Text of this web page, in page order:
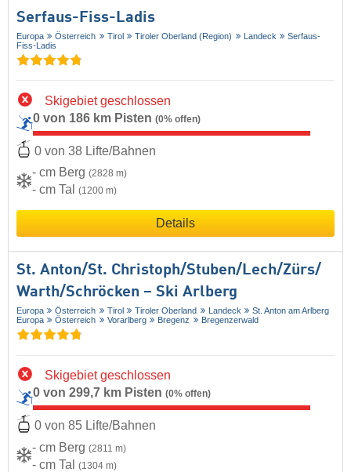
Serfaus-Fiss-Ladis
Europa Österreich Tirol Tiroler Oberland (Region) Landeck
Serfaus-
Fiss-Ladis
Skigebiet geschlossen
0 von 186 km Pisten (0% offen)
0 von 38 Lifte/Bahnen
- cm Berg (2828 m)
- cm Tal (1200 m)
Details
St. Anton/​St. Christoph/​Stuben/​Lech/​Zürs/​
Warth/​Schröcken – Ski Arlberg
Europa Österreich Tirol Tiroler Oberland Landeck
St. Anton am Arlberg
Europa
Österreich Vorarlberg Bregenz Bregenzerwald
Skigebiet geschlossen
0 von 299,7 km Pisten (0% offen)
0 von 85 Lifte/Bahnen
- cm Berg (2811 m)
- cm Tal (1304 m)